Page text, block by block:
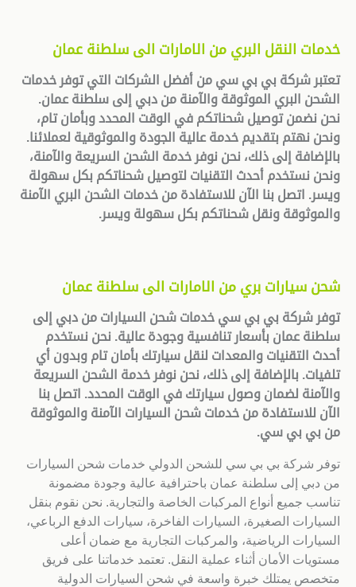
خدمات النقل البري من الامارات الى سلطنة عمان
تعتبر شركة بي بي سي من أفضل الشركات التي توفر خدمات
الشحن البري الموثوقة والآمنة من دبي إلى سلطنة عمان.
نحن نضمن توصيل شحناتكم في الوقت المحدد وبأمان تام،
ونحن نهتم بتقديم خدمة عالية الجودة والموثوقية لعملائنا.
بالإضافة إلى ذلك، نحن نوفر خدمة الشحن السريعة والآمنة،
ونحن نستخدم أحدث التقنيات لتوصيل شحناتكم بكل سهولة
ويسر. اتصل بنا الآن للاستفادة من خدمات الشحن البري الآمنة
والموثوقة ونقل شحناتكم بكل سهولة ويسر.
شحن سيارات بري من الامارات الى سلطنة عمان
توفر شركة بي بي سي خدمات شحن السيارات من دبي إلى
سلطنة عمان بأسعار تنافسية وجودة عالية. نحن نستخدم
أحدث التقنيات والمعدات لنقل سيارتك بأمان تام وبدون أي
تلفيات. بالإضافة إلى ذلك، نحن نوفر خدمة الشحن السريعة
والآمنة لضمان وصول سيارتك في الوقت المحدد. اتصل بنا
الآن للاستفادة من خدمات شحن السيارات الآمنة والموثوقة
من بي بي سي.
توفر شركة بي بي سي للشحن الدولي خدمات شحن السيارات
من دبي إلى سلطنة عمان باحترافية عالية وجودة مضمونة
تناسب جميع أنواع المركبات الخاصة والتجارية. نحن نقوم بنقل
السيارات الصغيرة، السيارات الفاخرة، سيارات الدفع الرباعي،
السيارات الرياضية، والمركبات التجارية مع ضمان أعلى
مستويات الأمان أثناء عملية النقل. تعتمد خدماتنا على فريق
متخصص يمتلك خبرة واسعة في شحن السيارات الدولية